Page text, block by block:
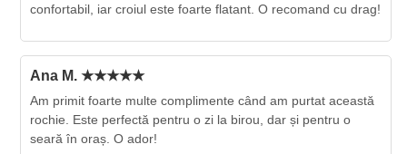
confortabil, iar croiul este foarte flatant. O recomand cu drag!
Ana M. ★★★★★
Am primit foarte multe complimente când am purtat această
rochie. Este perfectă pentru o zi la birou, dar și pentru o
seară în oraș. O ador!